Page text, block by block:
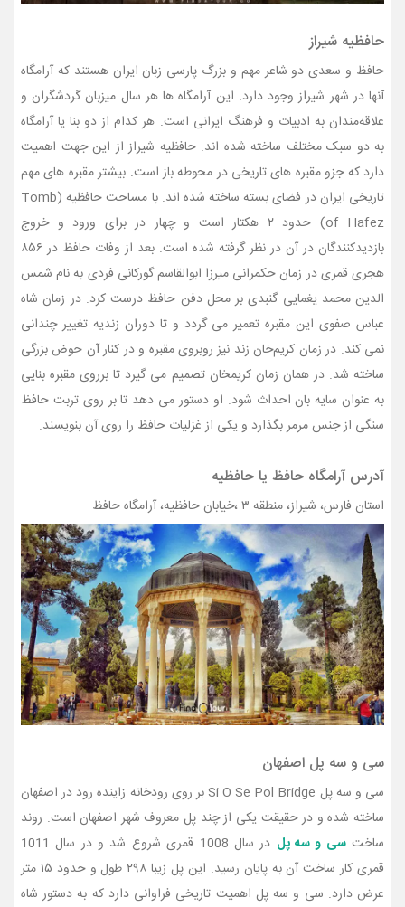
حافظیه شیراز
حافظ و سعدی دو شاعر مهم و بزرگ پارسی زبان ایران هستند که آرامگاه
آنها در شهر شیراز وجود دارد. این آرامگاه ها هر سال میزبان گردشگران و
علاقه‌مندان به ادبیات و فرهنگ ایرانی است. هر کدام از دو بنا یا آرامگاه
به دو سبک مختلف ساخته شده اند. حافظیه شیراز از این جهت اهمیت
دارد که جزو مقبره های تاریخی در محوطه باز است. بیشتر مقبره های مهم
تاریخی ایران در فضای بسته ساخته شده اند. با مساحت حافظیه (Tomb
of Hafez) حدود ۲ هکتار است و چهار در برای ورود و خروج
بازدیدکنندگان در آن در نظر گرفته شده است. بعد از وفات حافظ در ۸۵۶
هجری قمری در زمان حکمرانی میرزا ابوالقاسم گورکانی فردی به نام شمس
الدین محمد یغمایی گنبدی بر محل دفن حافظ درست کرد. در زمان شاه
عباس صفوی این مقبره تعمیر می گردد و تا دوران زندیه تغییر چندانی
نمی کند. در زمان کریم‌خان زند نیز روبروی مقبره و در کنار آن حوض بزرگی
ساخته شد. در همان زمان کریمخان تصمیم می گیرد تا برروی مقبره بنایی
به عنوان سایه بان احداث شود. او دستور می دهد تا بر روی تربت حافظ
سنگی از جنس مرمر بگذارد و یکی از غزلیات حافظ را روی آن بنویسند.
آدرس آرامگاه حافظ یا حافظیه
استان فارس، شیراز، منطقه ۳ ،خیابان حافظیه، آرامگاه حافظ
سی و سه پل اصفهان
سی و سه پل Si O Se Pol Bridge بر روی رودخانه زاینده رود در اصفهان
ساخته شده و در حقیقت یکی از چند پل معروف شهر اصفهان است. روند
ساختسی و سه پل
در سال 1008 قمری شروع شد و در سال 1011
قمری کار ساخت آن به پایان رسید. این پل زیبا ۲۹۸ طول و حدود ۱۵ متر
عرض دارد. سی و سه پل اهمیت تاریخی فراوانی دارد که به دستور شاه